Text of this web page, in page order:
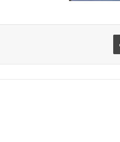
طباعة